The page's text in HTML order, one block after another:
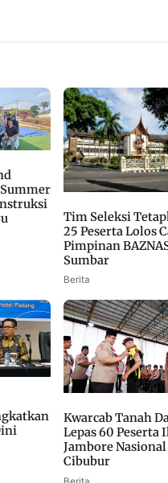
Tim Seleksi
25 Peserta Lolos
Pimpinan
Sumbar
Berita
Kwarcab Tanah
Lepas 60 Peserta
Jambore Nasional
Cibubur